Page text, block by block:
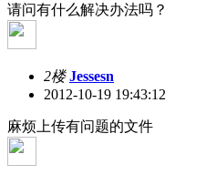
请问有什么解决办法吗？
2楼 Jessesn
2012-10-19 19:43:12
麻烦上传有问题的文件